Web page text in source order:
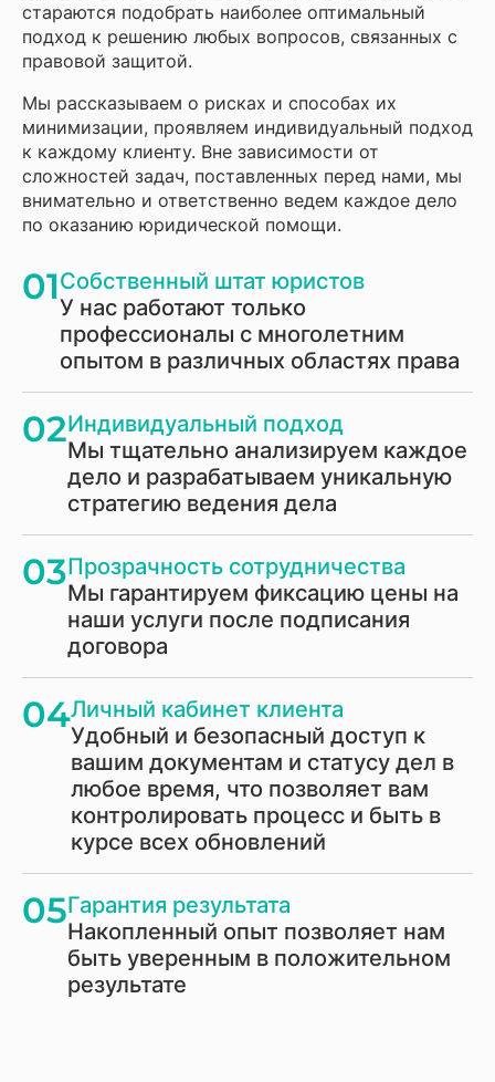
стараются подобрать наиболее оптимальный
подход к решению любых вопросов, связанных с
правовой защитой.
Мы рассказываем о рисках и способах их
минимизации, проявляем индивидуальный подход
к каждому клиенту. Вне зависимости от
сложностей задач, поставленных перед нами, мы
внимательно и ответственно ведем каждое дело
по оказанию юридической помощи.
01Собственный штат юристов
У нас работают только
профессионалы с многолетним
опытом в различных областях права
02Индивидуальный подход
Мы тщательно анализируем каждое
дело и разрабатываем уникальную
стратегию ведения дела
03Прозрачность сотрудничества
Мы гарантируем фиксацию цены на
наши услуги после подписания
договора
04Личный кабинет клиента
Удобный и безопасный доступ к
вашим документам и статусу дел в
любое время, что позволяет вам
контролировать процесс и быть в
курсе всех обновлений
05Гарантия результата
Накопленный опыт позволяет нам
быть уверенным в положительном
результате